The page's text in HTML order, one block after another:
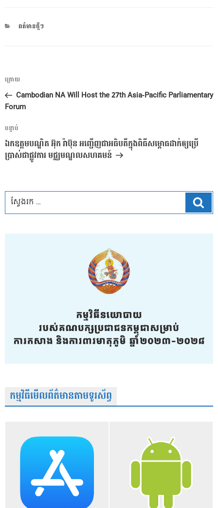
CATEGORIES
ពត៌មានថ្មីៗ
ការ​
នាំទិស​
ប្រកាស
អត្ថបទ
មុន
ក្រោយ
Cambodian NA Will Host the 27th Asia-Pacific Parliamentary
Forum
អត្ថបទ
បន្ទាប់
បន្ទាប់
ឯកឧត្តមបណ្ឌិត អ៊ុក រ៉ាប៊ុន អញ្ជើញជាអធិបតីក្នុងពិធីសម្ពោធដាក់ឲ្យប្រើ
ប្រាស់ជាផ្លូវការ មជ្ឈមណ្ឌលសហគមន៍
កម្មវិធីមើលព័ត៌មានតាមទូរស័ព្វ